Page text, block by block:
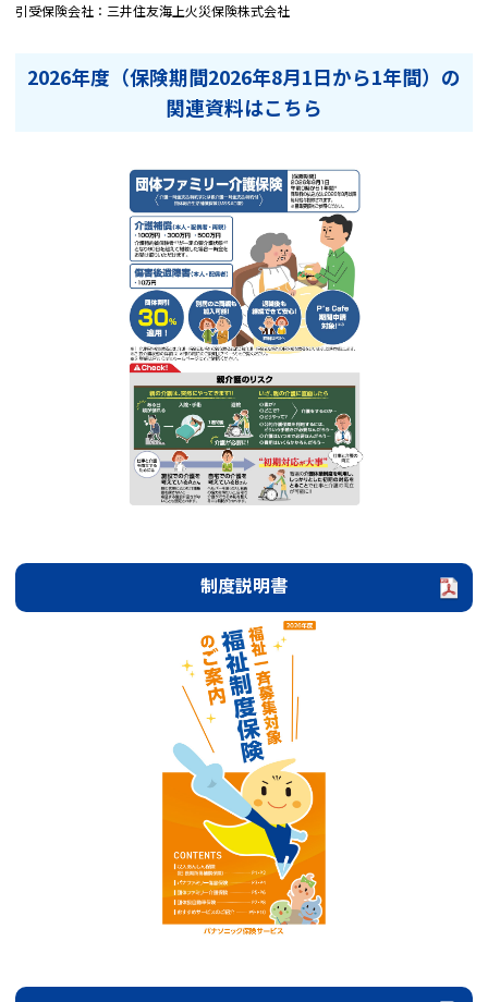
引受保険会社：三井住友海上火災保険株式会社
2026年度（保険期間2026年8月1日から1年間）の
関連資料はこちら
制度説明書